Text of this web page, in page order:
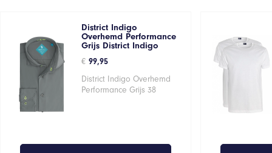
District Indigo
Overhemd Performance
Grijs District Indigo
€ 99,95
District Indigo Overhemd
Performance Grijs 38